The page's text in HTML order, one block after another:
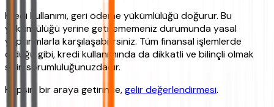
Kredi kullanımı, geri ödeme yükümlülüğü doğurur. Bu
yükümlülüğü yerine getirememeniz durumunda yasal
yaptırımlarla karşılaşabilirsiniz. Tüm finansal işlemlerde
olduğu gibi, kredi kullanımında da dikkatli ve bilinçli olmak
sizin sorumluluğunuzdadır.
Hepsini bir araya getirince,gelir değerlendirmesi.